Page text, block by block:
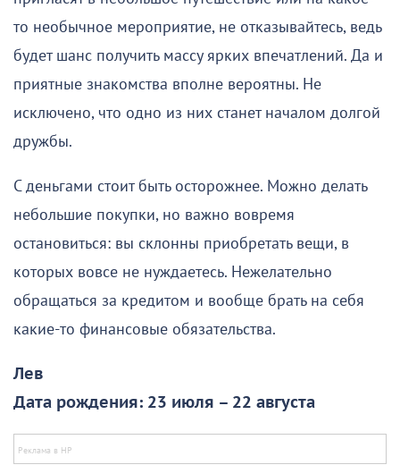
то необычное мероприятие, не отказывайтесь, ведь
будет шанс получить массу ярких впечатлений. Да и
приятные знакомства вполне вероятны. Не
исключено, что одно из них станет началом долгой
дружбы.
С деньгами стоит быть осторожнее. Можно делать
небольшие покупки, но важно вовремя
остановиться: вы склонны приобретать вещи, в
которых вовсе не нуждаетесь. Нежелательно
обращаться за кредитом и вообще брать на себя
какие-то финансовые обязательства.
Лев
Дата рождения: 23 июля – 22 августа